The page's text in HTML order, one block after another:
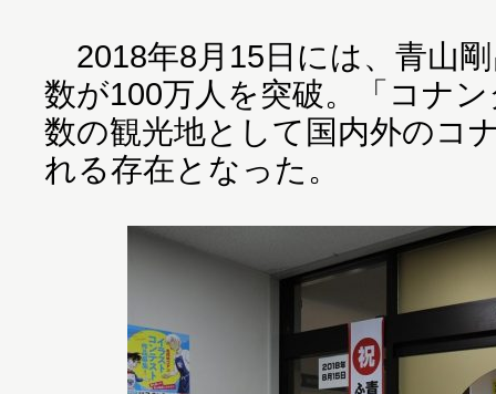
2018年8月15日には、青山
数が100万人を突破。「コナ
数の観光地として国内外のコ
れる存在となった。